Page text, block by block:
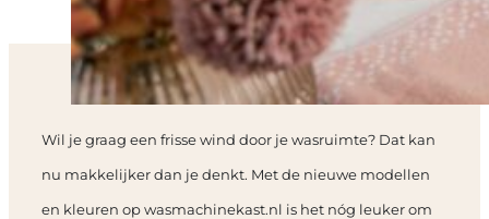
Wil je graag een frisse wind door je wasruimte? Dat kan
nu makkelijker dan je denkt. Met de nieuwe modellen
en kleuren op wasmachinekast.nl is het nóg leuker om